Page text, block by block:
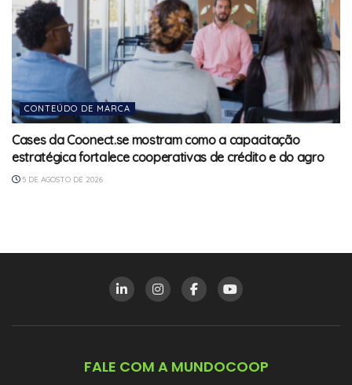
CONTEÚDO DE MARCA
Cases da Coonect.se mostram como a capacitação
estratégica fortalece cooperativas de crédito e do agro
5 DE AGOSTO DE 2026
FALE COM A MUNDOCOOP